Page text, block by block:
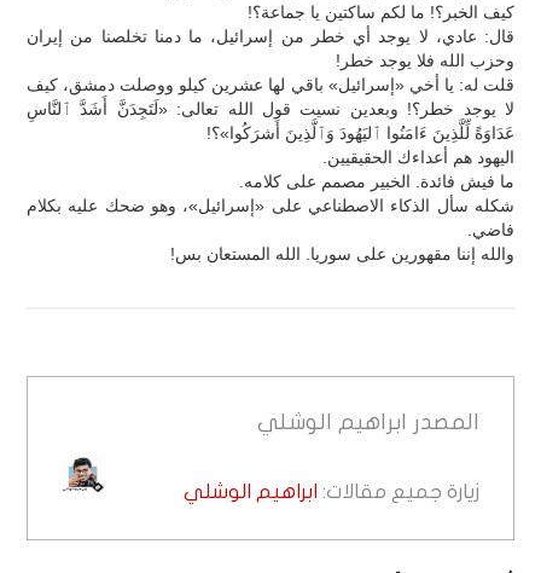
كيف الخبر؟! ما لكم ساكتين يا جماعة؟!
قال: عادي، لا يوجد أي خطر من إسرائيل، ما دمنا تخلصنا من إيران
وحزب الله فلا يوجد خطر!
قلت له: يا أخي «إسرائيل» باقي لها عشرين كيلو ووصلت دمشق، كيف
لا يوجد خطر؟! وبعدين نسيت قول الله تعالى: «لَتَجِدَنَّ أَشَدَّ ٱلنَّاسِ
عَدَاوَةً لِّلَّذِینَ ءَامَنُوا ٱلیَهُودَ وَٱلَّذِینَ أَشرَكُوا»؟!
اليهود هم أعداءك الحقيقيين.
ما فيش فائدة. الخبير مصمم على كلامه.
شكله سأل الذكاء الاصطناعي على «إسرائيل»، وهو ضحك عليه بكلام
فاضي.
والله إننا مقهورين على سوريا. الله المستعان بس!
المصدر ابراهيم الوشلي
زيارة جميع مقالات: ابراهيم الوشلي